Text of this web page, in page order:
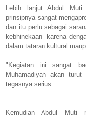
Lebih lanjut Abdul Muti
prinsipnya sangat
dan itu perlu sebagai
kebhinekaan. karena
dalam tataran kultural
"Kegiatan ini sangat
Muhamadiyah akan
tegasnya serius
Kemudian Abdul Muti